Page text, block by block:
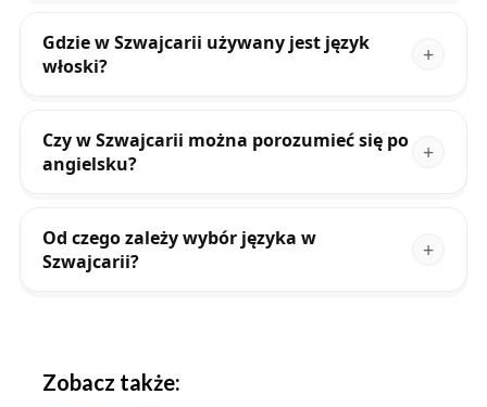
Gdzie w Szwajcarii używany jest język
włoski?
Czy w Szwajcarii można porozumieć się po
angielsku?
Od czego zależy wybór języka w
Szwajcarii?
Zobacz także: